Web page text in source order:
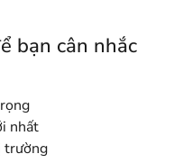
bạn cân nhắc
nhất
trường